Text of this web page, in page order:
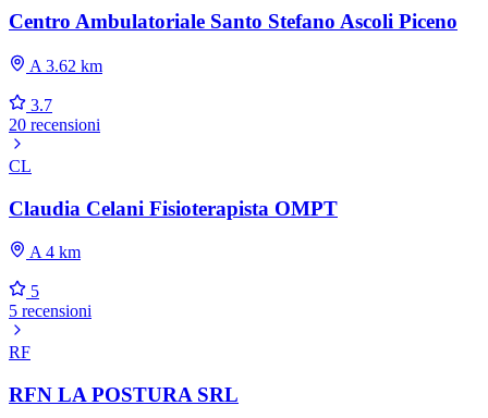
Centro Ambulatoriale Santo Stefano Ascoli Piceno
A 3.62 km
3.7
20 recensioni
CL
Claudia Celani Fisioterapista OMPT
A 4 km
5
5 recensioni
RF
RFN LA POSTURA SRL